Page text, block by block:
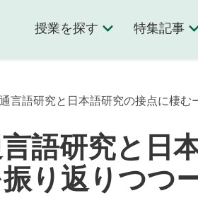
授業を探す 特集記事
言語研究と日本語研究の接点に棲
語研究と日
り返りつつ